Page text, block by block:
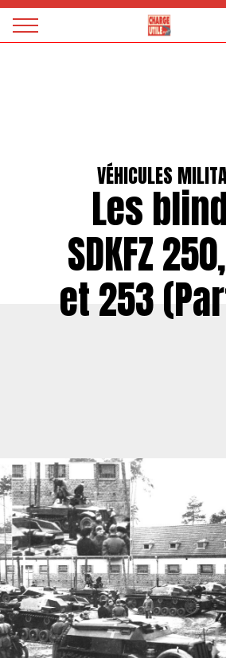
Magazine
VÉHICULES
Les
SDKFZ
et 253
Panneau de gestion des cookies